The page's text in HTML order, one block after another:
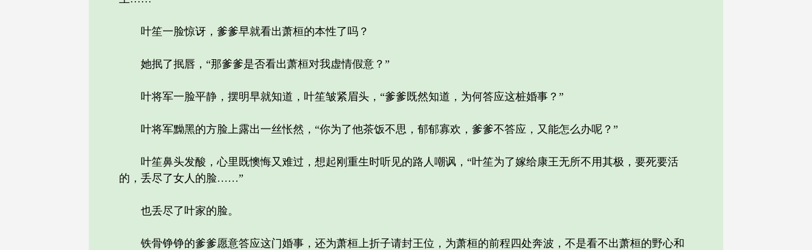
叶笙一脸惊讶，爹爹早就看出萧桓的本性了吗？
她抿了抿唇，“那爹爹是否看出萧桓对我虚情假意？”
叶将军一脸平静，摆明早就知道，叶笙皱紧眉头，“爹爹既然知道，为何答应这桩婚事？”
叶将军黝黑的方脸上露出一丝怅然，“你为了他茶饭不思，郁郁寡欢，爹爹不答应，又能怎么办呢？”
叶笙鼻头发酸，心里既懊悔又难过，想起刚重生时听见的路人嘲讽，“叶笙为了嫁给康王无所不用其极，要死要活
的，丢尽了女人的脸……”
也丢尽了叶家的脸。
铁骨铮铮的爹爹愿意答应这门婚事，还为萧桓上折子请封王位，为萧桓的前程四处奔波，不是看不出萧桓的野心和